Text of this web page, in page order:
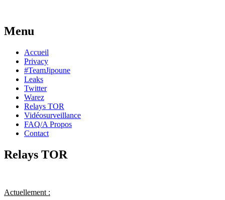
Menu
Skip
content
Accueil
Privacy
#TeamJipoune
Leaks
Twitter
Warez
Relays TOR
Vidéosurveillance
FAQ/A Propos
Contact
Relays TOR
Actuellement :